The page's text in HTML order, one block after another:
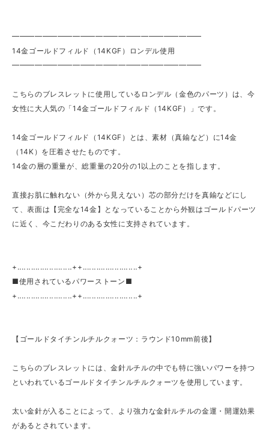
━━━━━━━━━━━━━━━━━━━━━━━━━
14金ゴールドフィルド（14KGF）ロンデル使用
━━━━━━━━━━━━━━━━━━━━━━━━━
こちらのブレスレットに使用しているロンデル（金色のパーツ）は、今
女性に大人気の「14金ゴールドフィルド（14KGF）」です。
14金ゴールドフィルド（14KGF）とは、素材（真鍮など）に14金
（14K）を圧着させたものです。
14金の層の重量が、総重量の20分の1以上のことを指します。
直接お肌に触れない（外から見えない）芯の部分だけを真鍮などにし
て、表面は【完全な14金】となっていることから外観はゴールドパーツ
に近く、今こだわりのある女性に支持されています。
+‥‥‥‥‥‥‥‥‥‥‥‥++‥‥‥‥‥‥‥‥‥‥‥‥+
■使用されているパワーストーン■
+‥‥‥‥‥‥‥‥‥‥‥‥++‥‥‥‥‥‥‥‥‥‥‥‥+
【ゴールドタイチンルチルクォーツ：ラウンド10mm前後】
こちらのブレスレットには、金針ルチルの中でも特に強いパワーを持つ
といわれているゴールドタイチンルチルクォーツを使用しています。
太い金針が入ることによって、より強力な金針ルチルの金運・開運効果
があるとされています。